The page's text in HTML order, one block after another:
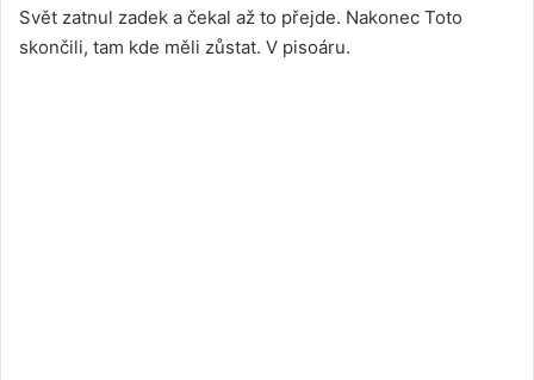
Svět zatnul zadek a čekal až to přejde. Nakonec Toto
skončili, tam kde měli zůstat. V pisoáru.